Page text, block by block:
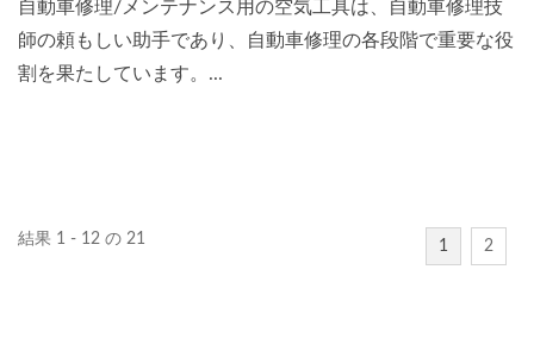
自動車修理/メンテナンス用の空気工具は、自動車修理技
師の頼もしい助手であり、自動車修理の各段階で重要な役
割を果たしています。...
結果 1 - 12 の 21 1 2